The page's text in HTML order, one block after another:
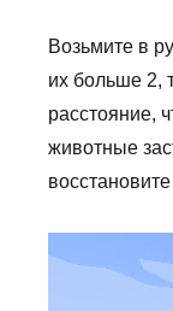
Возьмите в
их больше 2,
расстояние,
животные